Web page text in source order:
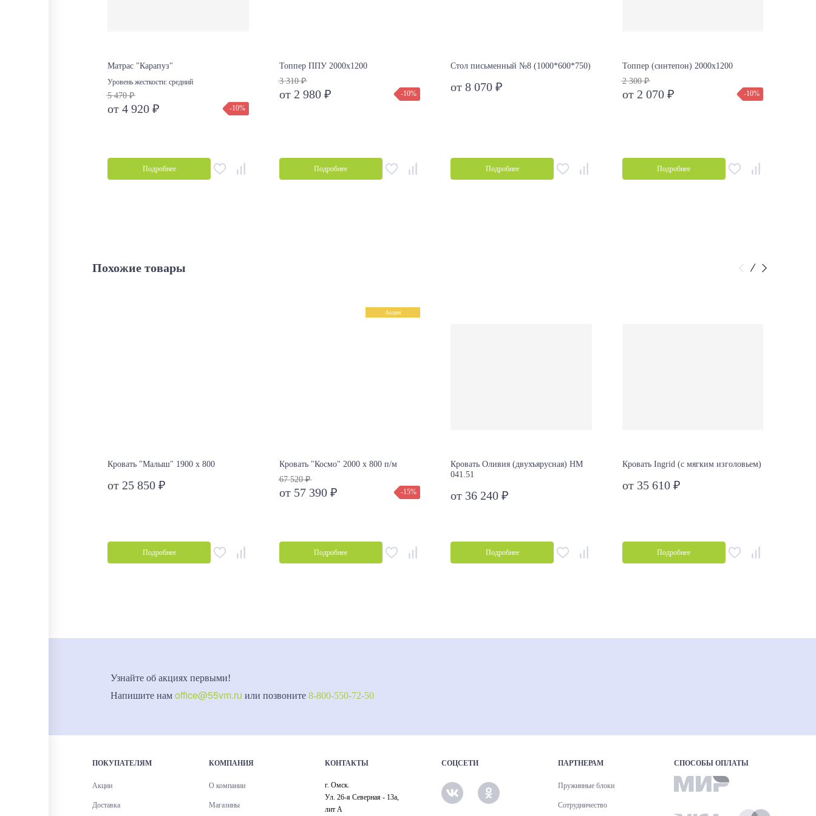
Матрас "Карапуз"
Уровень жесткости: средний
5 470 ₽
от 4 920 ₽ -10%
Подробнее
Топпер ППУ 2000х1200
3 310 ₽
от 2 980 ₽ -10%
Подробнее
Стол письменный №8 (1000*600*750)
от 8 070 ₽
Подробнее
Топпер (синтепон) 2000х1200
2 300 ₽
от 2 070 ₽ -10%
Подробнее
Похожие товары
Кровать "Малыш" 1900 х 800
от 25 850 ₽
Подробнее
Акция
Кровать "Космо" 2000 х 800 п/м
67 520 ₽
от 57 390 ₽ -15%
Подробнее
Кровать Оливия (двухъярусная) НМ
041.51
от 36 240 ₽
Подробнее
Кровать Ingrid (с мягким изголовьем)
от 35 610 ₽
Подробнее
Узнайте об акциях первыми!
Напишите нам office@55vm.ru или позвоните 8-800-550-72-50
ПОКУПАТЕЛЯМ
Акции
Доставка
КОМПАНИЯ
О компании
Магазины
КОНТАКТЫ
г. Омск.
Ул. 26-я Северная - 13а,
лит А
СОЦСЕТИ ПАРТНЕРАМ
Пружинные блоки
Сотрудничество
СПОСОБЫ ОПЛАТЫ